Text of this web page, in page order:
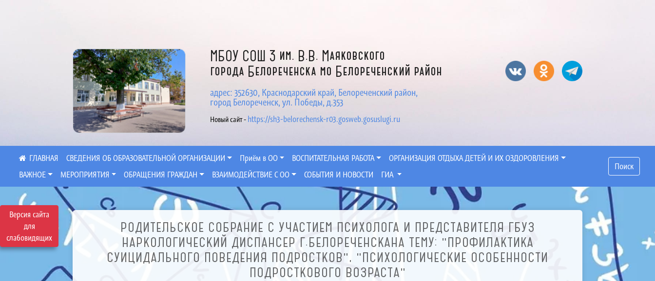
Версия сайта
для
слабовидящих
МБОУ СОШ 3 им. В.В. Маяковского
города Белореченска мо Белореченский район
адрес: 352630, Краснодарский край, Белореченский район,
город Белореченск, ул. Победы, д.353
Новый сайт - https://sh3-belorechensk-r03.gosweb.gosuslugi.ru
СВЕДЕНИЯ ОБ ОБРАЗОВАТЕЛЬНОЙ ОРГАНИЗАЦИИ Приём в ОО ВОСПИТАТЕЛЬНАЯ РАБОТА
ОРГАНИЗАЦИЯ ОТДЫХА ДЕТЕЙ И ИХ ОЗДОРОВЛЕНИЯ
ВАЖНОЕ
МЕРОПРИЯТИЯ ОБРАЩЕНИЯ ГРАЖДАН ВЗАИМОДЕЙСТВИЕ С ОО СОБЫТИЯ И НОВОСТИ ГИА
Поиск
РОДИТЕЛЬСКОЕ СОБРАНИЕ С УЧАСТИЕМ ПСИХОЛОГА И ПРЕДСТАВИТЕЛЯ ГБУЗ
НАРКОЛОГИЧЕСКИЙ ДИСПАНСЕР Г.БЕЛОРЕЧЕНСКАНА ТЕМУ: "ПРОФИЛАКТИКА
СУИЦИДАЛЬНОГО ПОВЕДЕНИЯ ПОДРОСТКОВ", "ПСИХОЛОГИЧЕСКИЕ ОСОБЕННОСТИ
ПОДРОСТКОВОГО ВОЗРАСТА"